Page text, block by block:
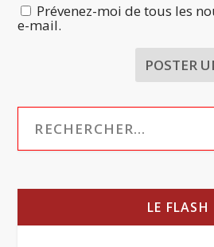
Prévenez-moi de tous les
e-mail.
LE FLASH